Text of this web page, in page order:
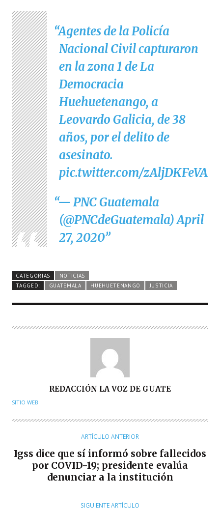
Agentes de la Policía
Nacional Civil capturaron
en la zona 1 de La
Democracia
Huehuetenango, a
Leovardo Galicia, de 38
años, por el delito de
asesinato.
pic.twitter.com/zAljDKFeVA
— PNC Guatemala
(@PNCdeGuatemala)April
27, 2020
CATEGORÍAS
NOTICIAS
TAGGED:
GUATEMALA HUEHUETENANGO JUSTICIA
U
O
REDACCIÓN LA VOZ DE GUATE
SITIO WEB
ARTÍCULO ANTERIOR
Igss dice que sí informó sobre fallecidos
por COVID-19; presidente evalúa
denunciar a la institución
SIGUIENTE ARTÍCULO